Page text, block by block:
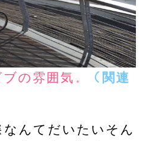
の雰囲気。
（関連
んてだいたいそん